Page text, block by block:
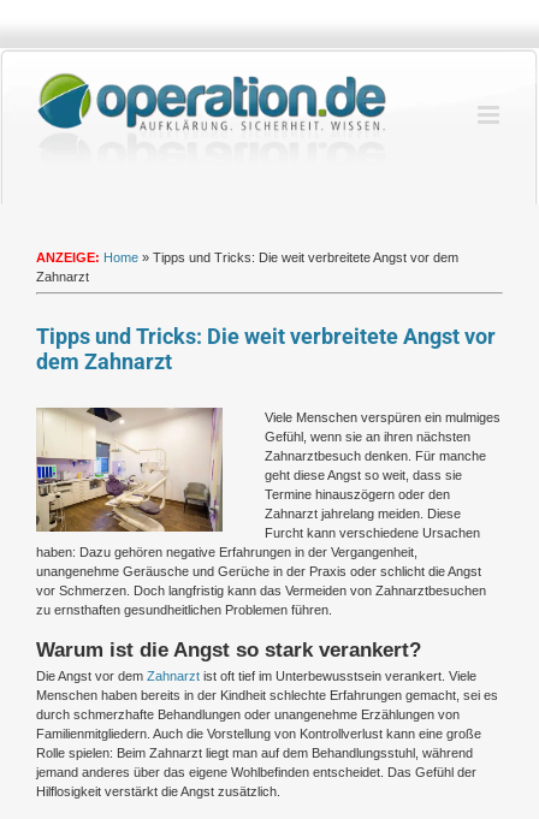
springen
ANZEIGE: Home » Tipps und Tricks: Die weit verbreitete Angst vor dem
Zahnarzt
Tipps und Tricks: Die weit verbreitete Angst vor
dem Zahnarzt
Zeige
grösseres
Bild
Viele Menschen verspüren ein mulmiges
Gefühl, wenn sie an ihren nächsten
Zahnarztbesuch denken. Für manche
geht diese Angst so weit, dass sie
Termine hinauszögern oder den
Zahnarzt jahrelang meiden. Diese
Furcht kann verschiedene Ursachen
haben: Dazu gehören negative Erfahrungen in der Vergangenheit,
unangenehme Geräusche und Gerüche in der Praxis oder schlicht die Angst
vor Schmerzen. Doch langfristig kann das Vermeiden von Zahnarztbesuchen
zu ernsthaften gesundheitlichen Problemen führen.
Warum ist die Angst so stark verankert?
Die Angst vor dem Zahnarzt ist oft tief im Unterbewusstsein verankert. Viele
Menschen haben bereits in der Kindheit schlechte Erfahrungen gemacht, sei es
durch schmerzhafte Behandlungen oder unangenehme Erzählungen von
Familienmitgliedern. Auch die Vorstellung von Kontrollverlust kann eine große
Rolle spielen: Beim Zahnarzt liegt man auf dem Behandlungsstuhl, während
jemand anderes über das eigene Wohlbefinden entscheidet. Das Gefühl der
Hilflosigkeit verstärkt die Angst zusätzlich.